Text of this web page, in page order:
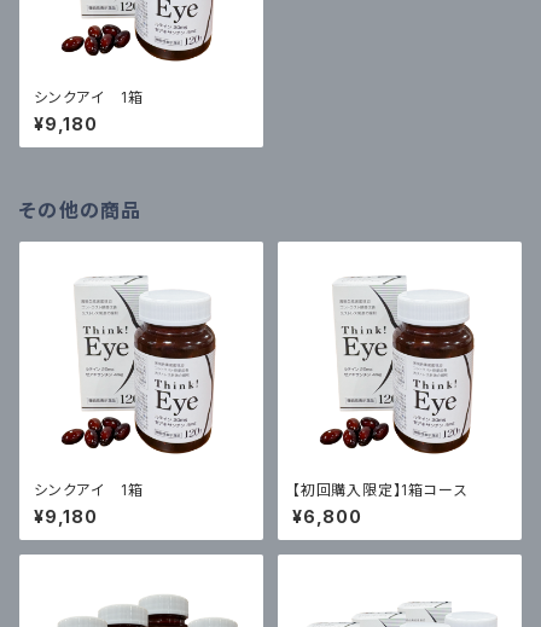
シンクアイ 1箱
¥9,180
その他の商品
シンクアイ 1箱
¥9,180
【初回購入限定】1箱コース
¥6,800